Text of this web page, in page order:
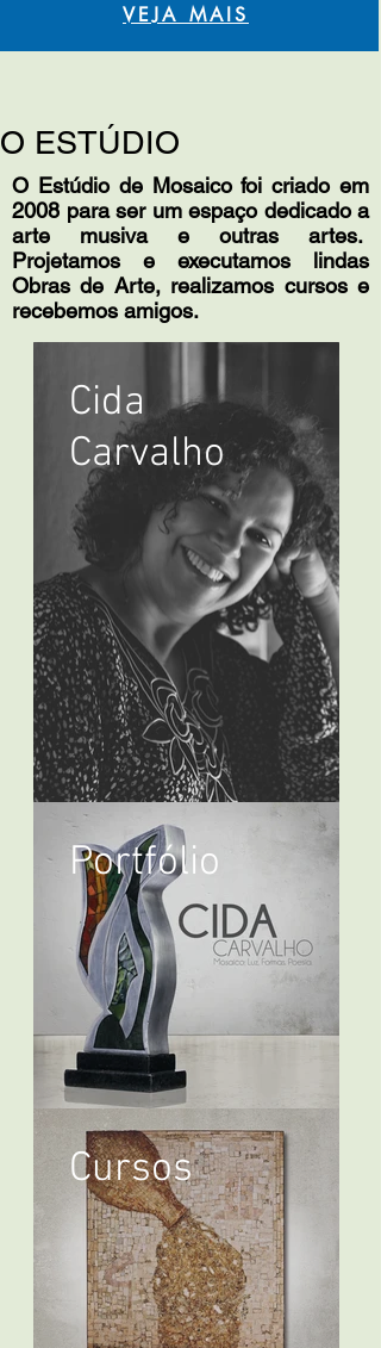
VEJA MAIS
O ESTÚDIO
O Estúdio de Mosaico foi criado em
2008 para ser um espaço dedicado a
arte musiva e outras artes.
Projetamos e executamos lindas
Obras de Arte, realizamos cursos e
recebemos amigos.
Cida
Carvalho
Portfólio
Cursos